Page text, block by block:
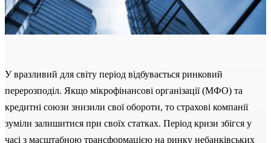
У вразливий для світу період відбувається ринковий
перерозподіл. Якщо мікрофінансові організації (МФО) та
кредитні союзи знизили свої обороти, то страхові компанії
зуміли залишитися при своїх статках. Період кризи збігся у
часі з масштабною трансформацією на ринку небанківських